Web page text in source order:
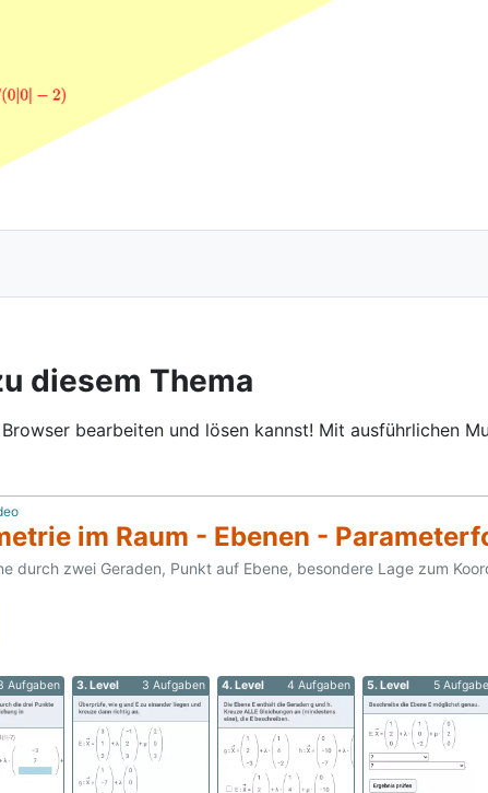
diesem Thema
bearbeiten und lösen kannst! Mit ausführlichen
im Raum - Ebenen -
durch zwei Geraden, Punkt auf Ebene, besondere Lage zum
Aufgaben 3. Level 3 Aufgaben 4. Level 4 Aufgaben 5. Level 5